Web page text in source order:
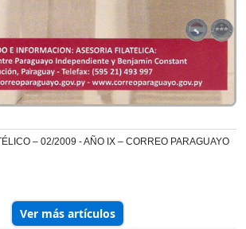
– 02/2009 - AÑO IX – CORREO PARAGUAYO
Ver más artículos